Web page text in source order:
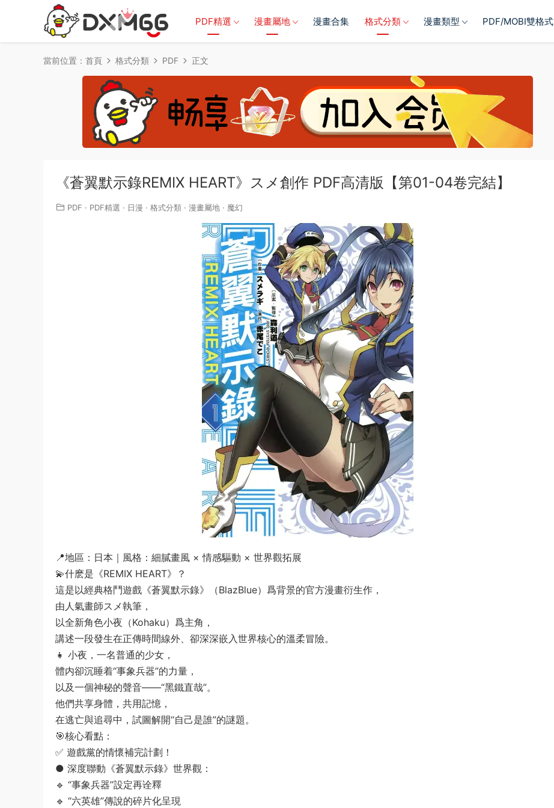
PDF精選 漫畫屬地 漫畫合集 格式分類 漫畫類型 PDF/MOBI雙格式
當前位置： 首頁 格式分類 PDF 正文
《蒼翼默示錄REMIX HEART》スメ創作 PDF高清版【第01-04卷完結】
PDF · PDF精選 · 日漫 · 格式分類 · 漫畫屬地 · 魔幻
📍地區：日本｜風格：細膩畫風 × 情感驅動 × 世界觀拓展
💫什麽是《REMIX HEART》？
這是以經典格鬥遊戲《蒼翼默示錄》（BlazBlue）爲背景的官方漫畫衍生作，
由人氣畫師スメ執筆，
以全新角色小夜（Kohaku）爲主角，
講述一段發生在正傳時間線外、卻深深嵌入世界核心的溫柔冒險。
👧 小夜，一名普通的少女，
體内卻沉睡着“事象兵器”的力量，
以及一個神秘的聲音——“黑鐵直哉”。
他們共享身體，共用記憶，
在逃亡與追尋中，試圖解開“自己是誰”的謎題。
🎯核心看點：
✅ 遊戲黨的情懷補完計劃！
● 深度聯動《蒼翼默示錄》世界觀：
🔹 “事象兵器”設定再诠釋
🔹 “六英雄”傳說的碎片化呈現